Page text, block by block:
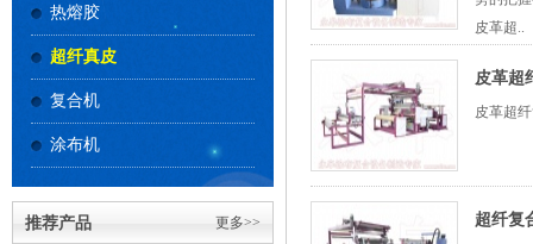
热熔胶
超纤真皮
复合机
涂布机
更多>>
推荐产品
皮革超..
皮革超
皮革超
超纤复